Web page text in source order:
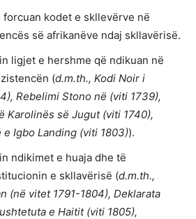
forcuan kodet e skllevërve në
së afrikanëve ndaj skllavërisë.
ligjet e hershme që ndikuan në
(d.m.th., Kodi Noir i
Rebelimi Stono në (viti 1739),
Karolinës së Jugut (viti 1740),
e Igbo Landing (viti 1803)).
ndikimet e huaja dhe të
e skllavërisë (d.m.th.,
(në vitet 1791-1804), Deklarata
e Haitit (viti 1805),